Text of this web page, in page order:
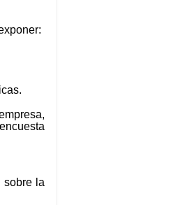
sobre la